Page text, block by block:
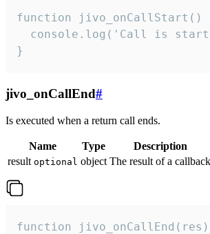
function jivo_onCallStart()
console.log('Call is
}
jivo_onCallEnd#
Is executed when a return call ends.
Name Type
Description
result optional object The result of a callback
function